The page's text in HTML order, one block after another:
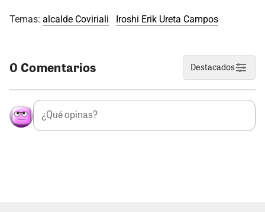
Temas: alcalde Coviriali Iroshi Erik Ureta Campos
0 Comentarios Destacados